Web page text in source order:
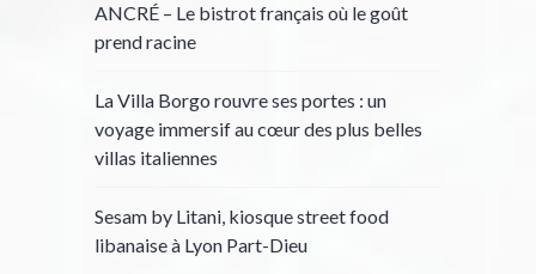
ANCRÉ – Le bistrot français où le goût
prend racine
La Villa Borgo rouvre ses portes : un
voyage immersif au cœur des plus belles
villas italiennes
Sesam by Litani, kiosque street food
libanaise à Lyon Part-Dieu